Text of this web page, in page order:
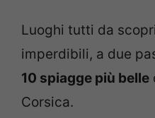
Luoghi tutti da
imperdibili, a due
10 spiagge più belle
Corsica.